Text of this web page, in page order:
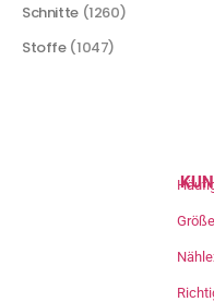
Schnitte (1260)
Stoffe (1047)